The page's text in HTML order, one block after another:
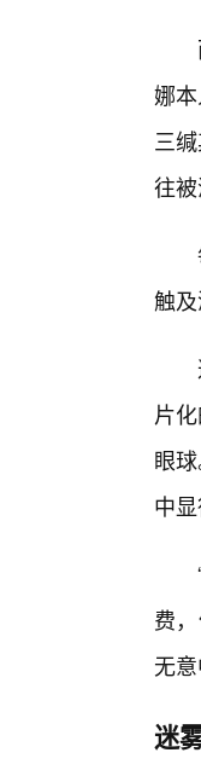
娜
三
往
触及
片
眼
中
费
无
迷